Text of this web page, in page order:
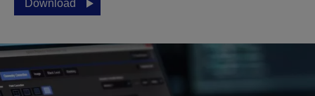
Download